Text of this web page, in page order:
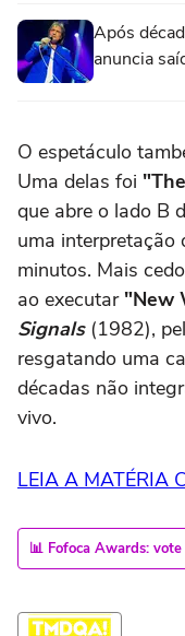
Após
anuncia
O espetáculo
Uma delas foi
que abre o lado B
uma interpretação
minutos. Mais
ao executar "New
Signals(1982),
resgatando uma
décadas não
vivo.
LEIA A MATÉRIA
📊 Fofoca Awards: